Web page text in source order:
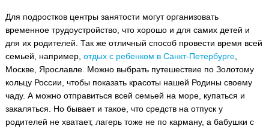
Для подростков центры занятости могут организовать
временное трудоустройство, что хорошо и для самих детей и
для их родителей. Так же отличный способ провести время всей
семьей, например, отдых с ребенком в Санкт-Петербурге,
Москве, Ярославле. Можно выбрать путешествие по Золотому
кольцу России, чтобы показать красоты нашей Родины своему
чаду. А можно отправиться всей семьей на море, купаться и
закаляться. Но бывает и такое, что средств на отпуск у
родителей не хватает, лагерь тоже не по карману, а бабушки с